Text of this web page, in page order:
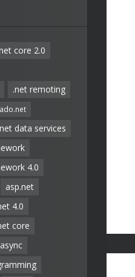
core 2.0
.net remoting
ado.net
data services
4.0
asp.net
4.0
core
async